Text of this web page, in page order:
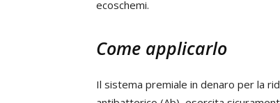
ecoschemi.
Come applicarlo
Il sistema premiale in denaro per la